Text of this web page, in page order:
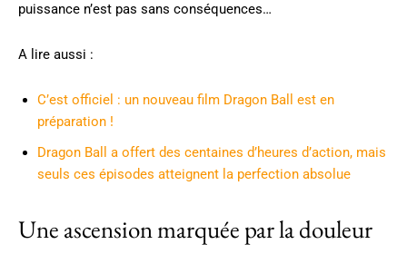
puissance n’est pas sans conséquences…
A lire aussi :
C’est officiel : un nouveau film Dragon Ball est en
préparation !
Dragon Ball a offert des centaines d’heures d’action, mais
seuls ces épisodes atteignent la perfection absolue
Une ascension marquée par la douleur